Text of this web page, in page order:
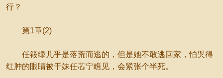
行？
第1章(2)
任筱绿几乎是落荒而逃的，但是她不敢逃回家，怕哭得
红肿的眼睛被干妹任芯宁瞧见，会紧张个半死。